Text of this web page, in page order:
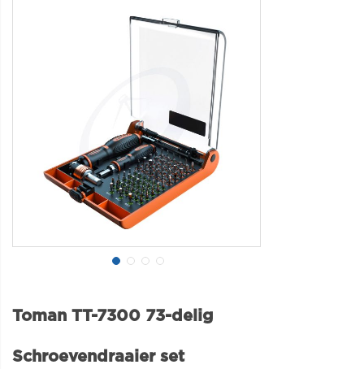
Toman TT-7300 73-delig
Schroevendraaier set